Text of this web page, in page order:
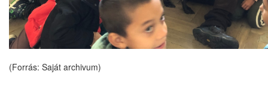
(Forrás: Saját archivum)